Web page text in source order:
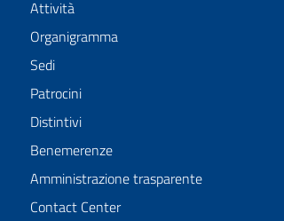
Attività
Organigramma
Sedi
Patrocini
Distintivi
Benemerenze
Amministrazione trasparente
Contact Center